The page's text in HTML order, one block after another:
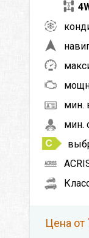
мин.
мин.
Цена от